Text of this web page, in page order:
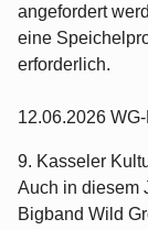
angefordert
eine
erforderlich.
12.06.2026
9. Kasseler
Auch in diesem
Bigband Wild